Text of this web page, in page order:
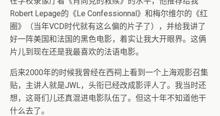
Robert Lepage的《Le Confessionnal》和梅尔维尔的《红
圈》（当年VCD时代就有这么偏的片子了），并给我讲了
好一阵美国和法国的黑色电影，着实让我大开眼界。这俩
片儿到现在还是我最喜欢的法语电影。
后来2000年的时候我曾经在西祠上看到一个上海观影召集
贴，主讲人就是JWL，头衔已经改成影评人了。我当时还
想，这哥们儿还真混进电影队伍了。但这十年不知道他干
什么去了。